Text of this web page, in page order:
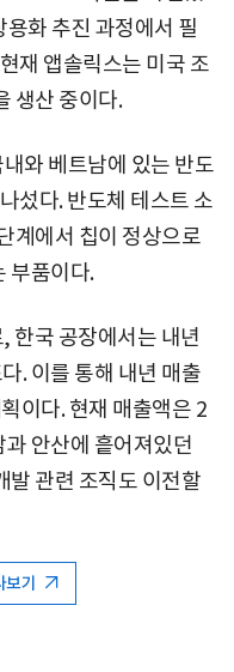
화 추진 과정에서 필
재 앱솔릭스는 미국 조
생산 중이다.
와 베트남에 있는 반도
섰다. 반도체 테스트 소
계에서 칩이 정상으로
부품이다.
한국 공장에서는 내년
. 이를 통해 내년 매출
이다. 현재 매출액은 2
안산에 흩어져있던
발 관련 조직도 이전할
보기